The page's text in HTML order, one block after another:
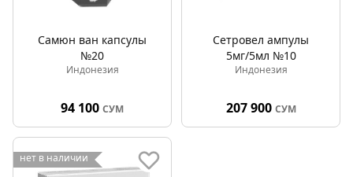
Самюн ван капсулы
№20
Индонезия
94 100 СУМ
Сетровел ампулы
5мг/5мл №10
Индонезия
207 900 СУМ
нет в наличии